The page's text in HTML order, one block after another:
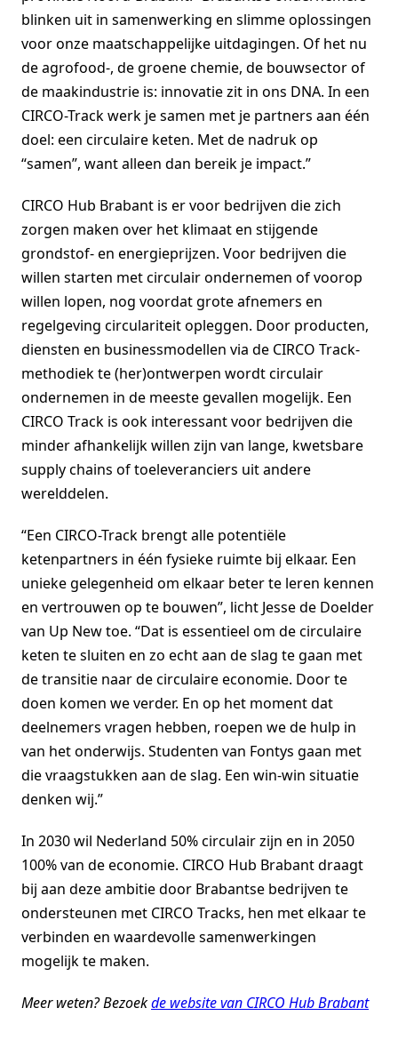
blinken uit in samenwerking en slimme oplossingen
voor onze maatschappelijke uitdagingen. Of het nu
de agrofood-, de groene chemie, de bouwsector of
de maakindustrie is: innovatie zit in ons DNA. In een
CIRCO-Track werk je samen met je partners aan één
doel: een circulaire keten. Met de nadruk op
“samen”, want alleen dan bereik je impact.”
CIRCO Hub Brabant is er voor bedrijven die zich
zorgen maken over het klimaat en stijgende
grondstof- en energieprijzen. Voor bedrijven die
willen starten met circulair ondernemen of voorop
willen lopen, nog voordat grote afnemers en
regelgeving circulariteit opleggen. Door producten,
diensten en businessmodellen via de CIRCO Track-
methodiek te (her)ontwerpen wordt circulair
ondernemen in de meeste gevallen mogelijk. Een
CIRCO Track is ook interessant voor bedrijven die
minder afhankelijk willen zijn van lange, kwetsbare
supply chains of toeleveranciers uit andere
werelddelen.
“Een CIRCO-Track brengt alle potentiële
ketenpartners in één fysieke ruimte bij elkaar. Een
unieke gelegenheid om elkaar beter te leren kennen
en vertrouwen op te bouwen”, licht Jesse de Doelder
van Up New toe. “Dat is essentieel om de circulaire
keten te sluiten en zo echt aan de slag te gaan met
de transitie naar de circulaire economie. Door te
doen komen we verder. En op het moment dat
deelnemers vragen hebben, roepen we de hulp in
van het onderwijs. Studenten van Fontys gaan met
die vraagstukken aan de slag. Een win-win situatie
denken wij.”
In 2030 wil Nederland 50% circulair zijn en in 2050
100% van de economie. CIRCO Hub Brabant draagt
bij aan deze ambitie door Brabantse bedrijven te
ondersteunen met CIRCO Tracks, hen met elkaar te
verbinden en waardevolle samenwerkingen
mogelijk te maken.
Meer weten? Bezoekde website van CIRCO Hub Brabant